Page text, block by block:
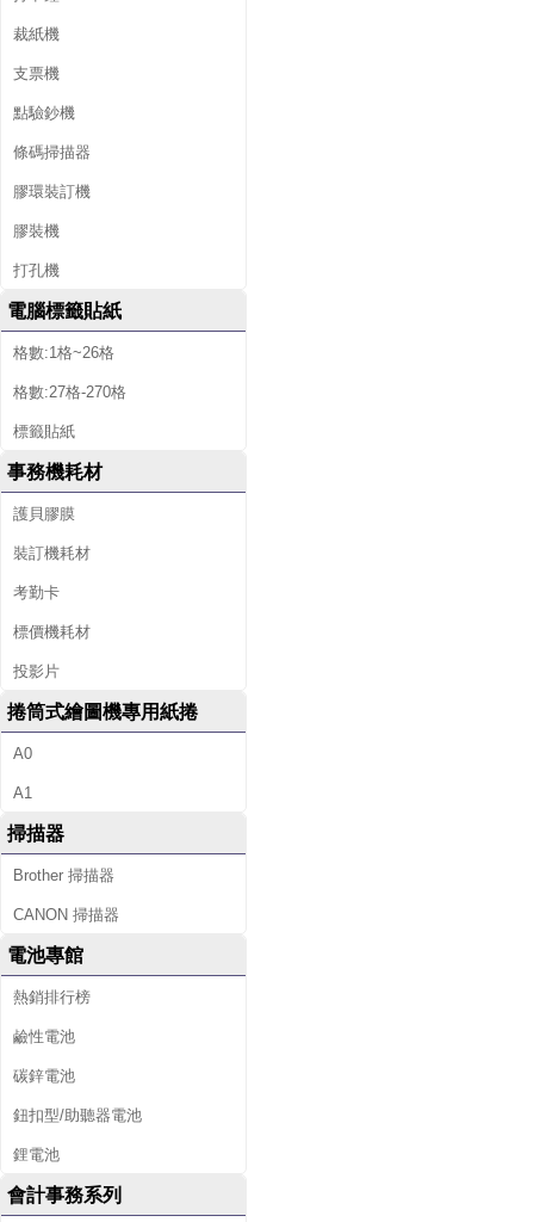
裁紙機
支票機
點驗鈔機
條碼掃描器
膠環裝訂機
膠裝機
打孔機
電腦標籤貼紙
格數:1格~26格
格數:27格-270格
標籤貼紙
事務機耗材
護貝膠膜
裝訂機耗材
考勤卡
標價機耗材
投影片
捲筒式繪圖機專用紙捲
A0
A1
掃描器
Brother 掃描器
CANON 掃描器
電池專館
熱銷排行榜
鹼性電池
碳鋅電池
鈕扣型/助聽器電池
鋰電池
會計事務系列